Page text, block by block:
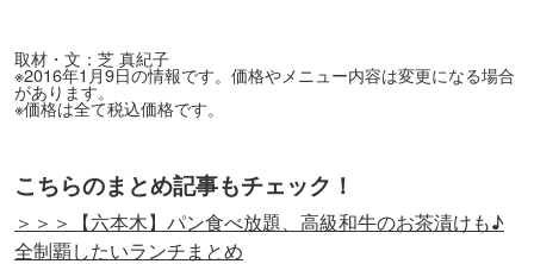
取材・文：芝 真紀子
※2016年1月9日の情報です。価格やメニュー内容は変更になる場合
があります。
※価格は全て税込価格です。
こちらのまとめ記事もチェック！
＞＞＞【六本木】パン食べ放題、高級和牛のお茶漬けも♪
全制覇したいランチまとめ